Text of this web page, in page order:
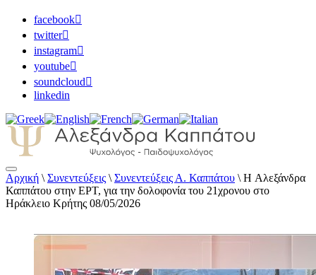
facebook
twitter
instagram
youtube
soundcloud
linkedin
Αλεξάνδρα Καππάτου Ψυχολόγος –
Παιδοψυχολόγος
Αρχική \ Συνεντεύξεις \ Συνεντεύξεις Α. Καππάτου \ H Αλεξάνδρα
Καππάτου στην ΕΡΤ, για την δολοφονία του 21χρονου στο
Ηράκλειο Κρήτης 08/05/2026